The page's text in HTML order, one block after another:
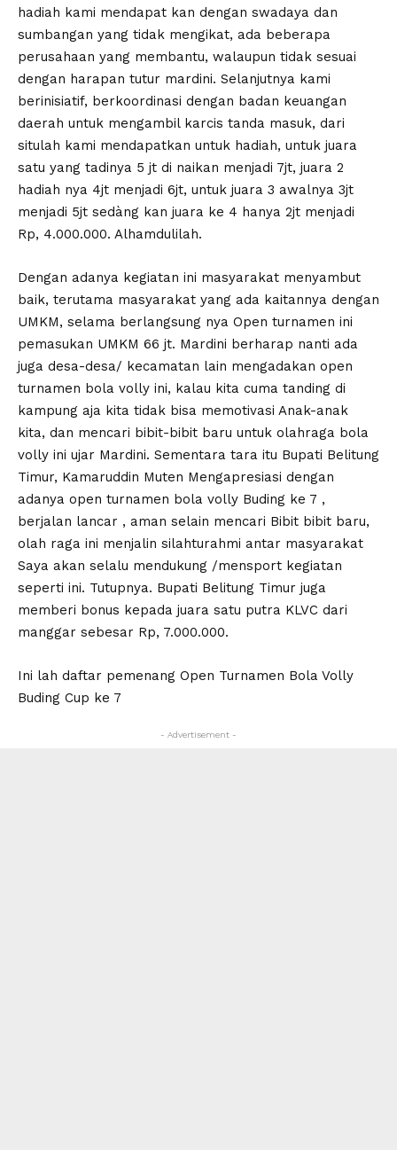
hadiah kami mendapat kan dengan swadaya dan
sumbangan yang tidak mengikat, ada beberapa
perusahaan yang membantu, walaupun tidak sesuai
dengan harapan tutur mardini. Selanjutnya kami
berinisiatif, berkoordinasi dengan badan keuangan
daerah untuk mengambil karcis tanda masuk, dari
situlah kami mendapatkan untuk hadiah, untuk juara
satu yang tadinya 5 jt di naikan menjadi 7jt, juara 2
hadiah nya 4jt menjadi 6jt, untuk juara 3 awalnya 3jt
menjadi 5jt sedàng kan juara ke 4 hanya 2jt menjadi
Rp, 4.000.000. Alhamdulilah.
Dengan adanya kegiatan ini masyarakat menyambut
baik, terutama masyarakat yang ada kaitannya dengan
UMKM, selama berlangsung nya Open turnamen ini
pemasukan UMKM 66 jt. Mardini berharap nanti ada
juga desa-desa/ kecamatan lain mengadakan open
turnamen bola volly ini, kalau kita cuma tanding di
kampung aja kita tidak bisa memotivasi Anak-anak
kita, dan mencari bibit-bibit baru untuk olahraga bola
volly ini ujar Mardini. Sementara tara itu Bupati Belitung
Timur, Kamaruddin Muten Mengapresiasi dengan
adanya open turnamen bola volly Buding ke 7 ,
berjalan lancar , aman selain mencari Bibit bibit baru,
olah raga ini menjalin silahturahmi antar masyarakat
Saya akan selalu mendukung /mensport kegiatan
seperti ini. Tutupnya. Bupati Belitung Timur juga
memberi bonus kepada juara satu putra KLVC dari
manggar sebesar Rp, 7.000.000.
Ini lah daftar pemenang Open Turnamen Bola Volly
Buding Cup ke 7
- Advertisement -